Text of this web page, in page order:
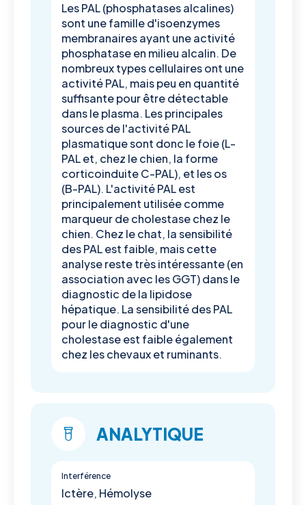
Les PAL (phosphatases alcalines)
sont une famille d'isoenzymes
membranaires ayant une activité
phosphatase en milieu alcalin. De
nombreux types cellulaires ont une
activité PAL, mais peu en quantité
suffisante pour être détectable
dans le plasma. Les principales
sources de l'activité PAL
plasmatique sont donc le foie (L-
PAL et, chez le chien, la forme
corticoinduite C-PAL), et les os
(B-PAL). L'activité PAL est
principalement utilisée comme
marqueur de cholestase chez le
chien. Chez le chat, la sensibilité
des PAL est faible, mais cette
analyse reste très intéressante (en
association avec les GGT) dans le
diagnostic de la lipidose
hépatique. La sensibilité des PAL
pour le diagnostic d'une
cholestase est faible également
chez les chevaux et ruminants.
ANALYTIQUE
Interférence
Ictère, Hémolyse